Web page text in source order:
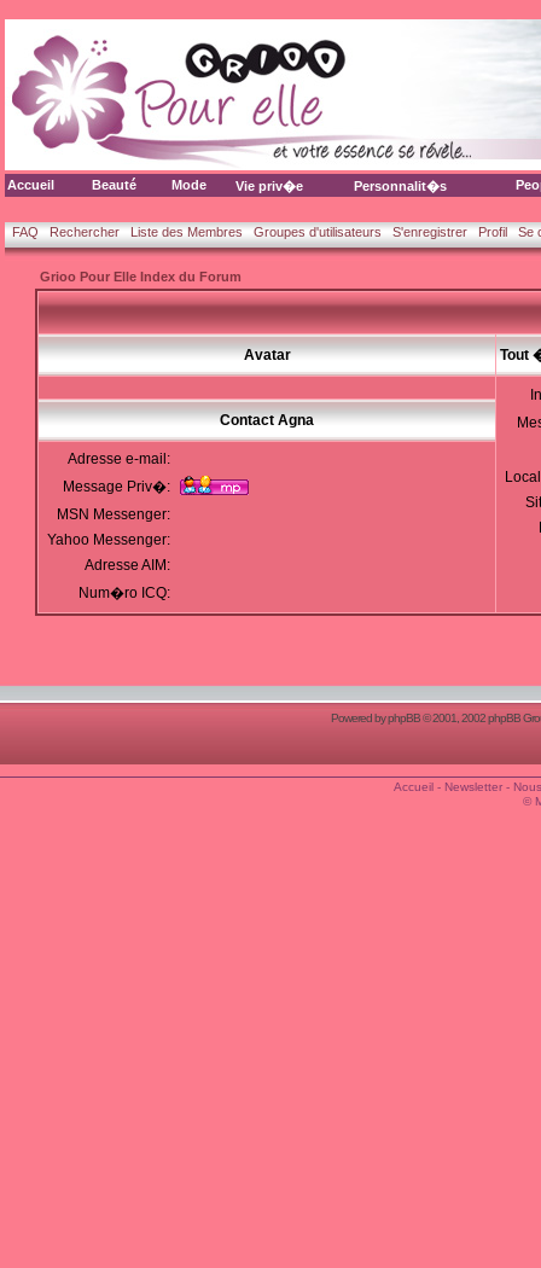
Accueil Beauté Mode Vie priv�e Personnalit�s
FAQ Rechercher Liste des Membres Groupes d'utilisateurs S'enregistrer Profil Se
Grioo Pour Elle Index du Forum
Avatar Tout
Contact Agna
Adresse e-mail:
Message Priv�:
MSN Messenger:
Yahoo Messenger:
Adresse AIM:
Num�ro ICQ:
Powered byphpBB© 2001, 2002 phpBB
Accueil- Newsletter-
©